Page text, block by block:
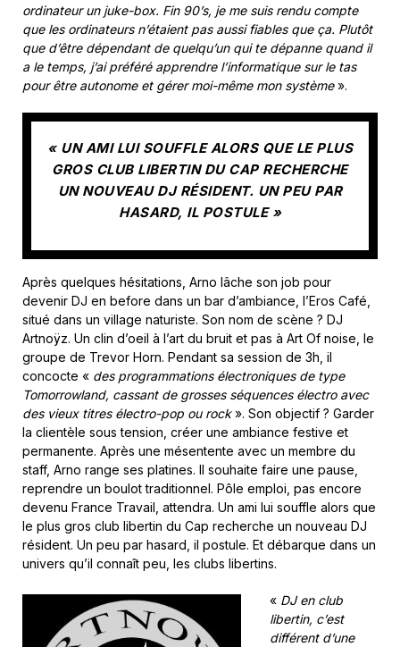
ordinateur un juke-box. Fin 90’s, je me suis rendu compte
que les ordinateurs n’étaient pas aussi fiables que ça. Plutôt
que d’être dépendant de quelqu’un qui te dépanne quand il
a le temps, j’ai préféré apprendre l’informatique sur le tas
pour être autonome et gérer moi-même mon système».
« UN AMI LUI SOUFFLE ALORS QUE LE PLUS
GROS CLUB LIBERTIN DU CAP RECHERCHE
UN NOUVEAU DJ RÉSIDENT. UN PEU PAR
HASARD, IL POSTULE »
Après quelques hésitations, Arno lâche son job pour
devenir DJ en before dans un bar d’ambiance, l’Eros Café,
situé dans un village naturiste. Son nom de scène ? DJ
Artnoÿz. Un clin d’oeil à l’art du bruit et pas à Art Of noise, le
groupe de Trevor Horn. Pendant sa session de 3h, il
concocte « des programmations électroniques de type
Tomorrowland, cassant de grosses séquences électro avec
des vieux titres électro-pop ou rock». Son objectif ? Garder
la clientèle sous tension, créer une ambiance festive et
permanente. Après une mésentente avec un membre du
staff, Arno range ses platines. Il souhaite faire une pause,
reprendre un boulot traditionnel. Pôle emploi, pas encore
devenu France Travail, attendra. Un ami lui souffle alors que
le plus gros club libertin du Cap recherche un nouveau DJ
résident. Un peu par hasard, il postule. Et débarque dans un
univers qu’il connaît peu, les clubs libertins.
« DJ en club
libertin, c’est
différent d’une